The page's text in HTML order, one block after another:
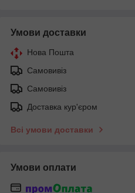
Умови доставки
Нова Пошта
Самовивіз
Самовивіз
Доставка кур'єром
Всі умови доставки
Умови оплати